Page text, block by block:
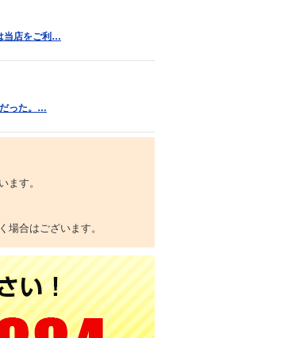
当店をご利…
だった。…
ます。
合はございます。